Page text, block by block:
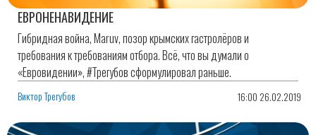
ЕВРОНЕНАВИДЕНИЕ
Гибридная война, Maruv, позор крымских гастролёров и
требования к требованиям отбора. Всё, что вы думали о
«Евровидении», #Трегубов сформулировал раньше.
Виктор Трегубов 16:00 26.02.2019